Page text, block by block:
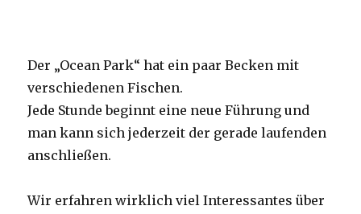
Der „Ocean Park“ hat ein paar Becken mit
verschiedenen Fischen.
Jede Stunde beginnt eine neue Führung und
man kann sich jederzeit der gerade laufenden
anschließen.
Wir erfahren wirklich viel Interessantes über